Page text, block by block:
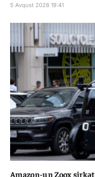
5 Avqust 2026 19:41
Amazon-un Zoox